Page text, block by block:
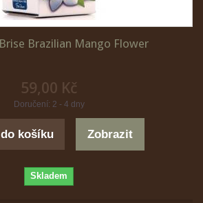
Brazilian Mango Flower
59,00 Kč
Doručení: 2 - 4 dny
košíku Zobrazit
Skladem